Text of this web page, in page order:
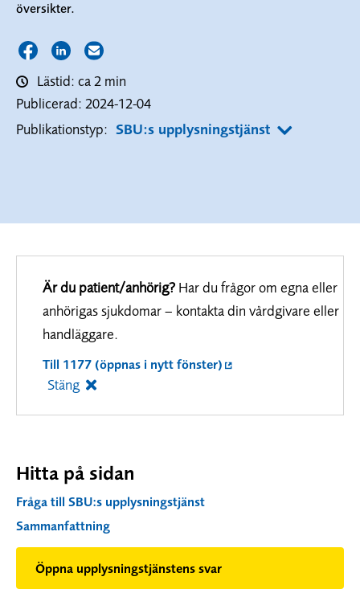
översikter.
Dela sidan på Facebook
Dela sidan på LinkedIn
Dela sidan via E-post
Lästid: ca 2 min
Publicerad: 2024-12-04
Publikationstyp: SBU:s upplysningstjänst
Är du patient/anhörig? Har du frågor om egna eller
anhörigas sjukdomar – kontakta din vårdgivare eller
handläggare.
Till 1177 (öppnas i nytt fönster)
Stäng
Hitta på sidan
Fråga till SBU:s upplysningstjänst
Sammanfattning
Öppna upplysningstjänstens svar